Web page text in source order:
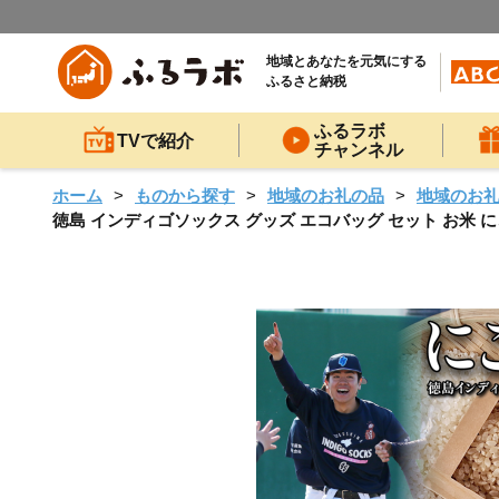
地域とあなたを元気にする
ふるさと納税
TVで紹介
ふるラボ
チャンネル
ホーム ものから探す 地域のお礼の品
地域のお
徳島 インディゴソックス グッズ エコバッグ セット お米